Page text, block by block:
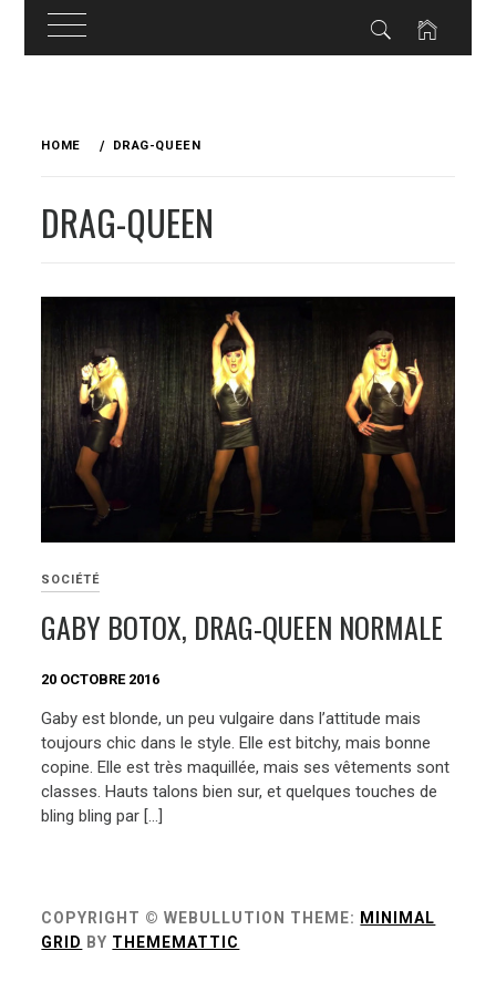
HOME DRAG-QUEEN
DRAG-QUEEN
SOCIÉTÉ
GABY BOTOX, DRAG-QUEEN NORMALE
20 OCTOBRE 2016
Gaby est blonde, un peu vulgaire dans l’attitude mais
toujours chic dans le style. Elle est bitchy, mais bonne
copine. Elle est très maquillée, mais ses vêtements sont
classes. Hauts talons bien sur, et quelques touches de
bling bling par […]
COPYRIGHT © WEBULLUTION THEME: MINIMAL
GRID BY THEMEMATTIC